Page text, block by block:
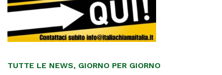
TUTTE LE NEWS, GIORNO PER GIORNO